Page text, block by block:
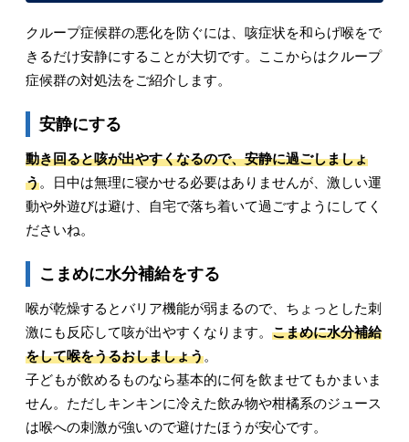
クループ症候群の悪化を防ぐには、咳症状を和らげ喉をで
きるだけ安静にすることが大切です。ここからはクループ
症候群の対処法をご紹介します。
安静にする
動き回ると咳が出やすくなるので、安静に過ごしましょ
う。日中は無理に寝かせる必要はありませんが、激しい運
動や外遊びは避け、自宅で落ち着いて過ごすようにしてく
ださいね。
こまめに水分補給をする
喉が乾燥するとバリア機能が弱まるので、ちょっとした刺
激にも反応して咳が出やすくなります。 こまめに水分補給
をして喉をうるおしましょう。
子どもが飲めるものなら基本的に何を飲ませてもかまいま
せん。ただしキンキンに冷えた飲み物や柑橘系のジュース
は喉への刺激が強いので避けたほうが安心です。